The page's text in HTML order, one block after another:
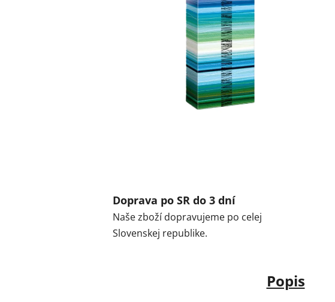
Doprava po SR do 3 dní
Naše zboží dopravujeme po celej
Slovenskej republike.
Popis